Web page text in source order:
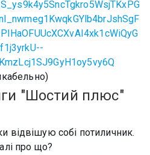
"Шостий плюс"
відвішую собі потиличник.
про що?